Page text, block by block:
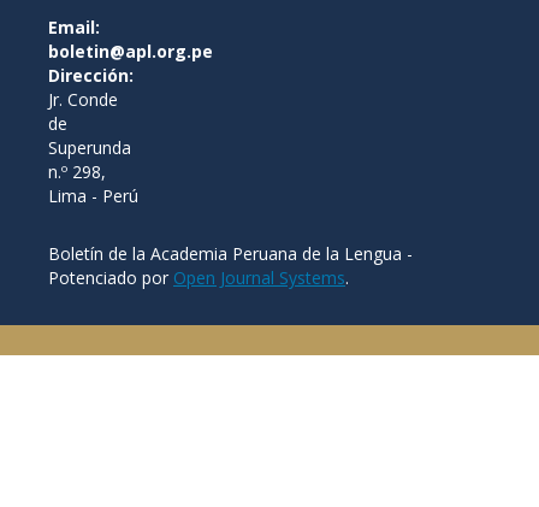
Email:
boletin@apl.org.pe
Dirección:
Jr. Conde
de
Superunda
n.º 298,
Lima - Perú
Boletín de la Academia Peruana de la Lengua -
Potenciado por Open Journal Systems.